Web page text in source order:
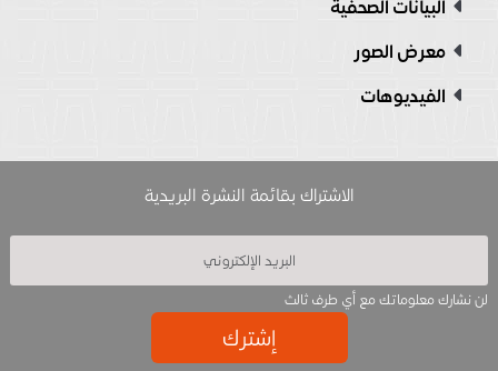
البيانات الصحفية
معرض الصور
الفيديوهات
الاشتراك بقائمة النشرة البريدية
لن نشارك معلوماتك مع أي طرف ثالث
إشترك